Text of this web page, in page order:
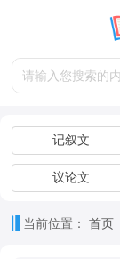
记叙文
议论文
当前位置： 首页